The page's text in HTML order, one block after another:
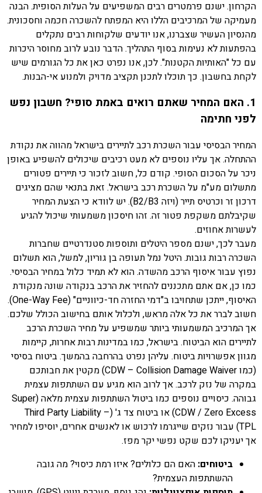
הקרחון. ישנם פרמטרים רבים המשפיעים על העלות הסופית. הבנה
מעמיקה של המרכיבים הללו היא המפתח להשכרה חכמה וחסכונית.
מהנסיון העשיר שצברנו, אנו יודעים שלקוחות רבים נתקלים
בהפתעות לא נעימות בסוף התהליך. הדבר נובע לרוב מחוסר היכרות
עם כל "האותיות הקטנות". לכן, אנו נפרט כאן את כל הגורמים שיש
לקחת בחשבון. כך תוכלו לתכנן תקציב מדויק ולמנוע אי-הבנות.
1. האם המחיר שאתם רואים באמת סופי? חשבון נפש
לפני חתימה
המחיר הבסיסי עבור השכרת רכב לתיירים בישראל מהווה את נקודת
ההתחלה. אך עליו נוספים לא מעט רכיבים שיכולים להשפיע באופן
ניכר על הסכום הסופי. קודם כל, חשוב לזכור כי תיירים פטורים
מתשלום מע"מ על השכרת רכב בישראל. זאת בתנאי שהם מציגים
דרכון זר וכרטיס תייר (ויזה B2/B3). יש לוודא כי הצעת המחיר
שקיבלתם משקפת פטור זה. זהו חיסכון משמעותי שיכול להגיע
לעשרות אחוזים.
מעבר לכך, ישנם מספר היטלים ותוספות סטנדרטיים שחברות
השכרה רבות גובות. היטל נמל תעופה בן גוריון, למשל, הוא תשלום
נפוץ עבור איסוף הרכב מהשדה. הוא לא תמיד כלול במחיר הבסיסי.
כמו כן, אם אתם מתכננים להחזיר את הרכב בנקודה שונה מנקודת
האיסוף, ייתכן שתחויבו ב"דמי החזרה חד-כיווניים" (One-Way Fee).
חשוב לברר את כל אלה מראש, ולכלול אותם בחישוב הכולל שלכם.
אך המרכיב המשמעותי ביותר שמשפיע על מחיר השכרת הרכב
לתיירים הוא הביטוח. בישראל, כמו במדינות רבות אחרות, קיימות
מגוון אפשרויות ביטוח. עליהן נפרט בהרחבה בהמשך. ביטוח בסיסי
(כמו CDW – Collision Damage Waiver) מקטין את חבותכם
במקרה של נזק לרכב. אך לרוב הוא מגיע עם השתתפות עצמית
גבוהה. כיסויים נוספים כמו ביטול השתתפות עצמית מלאה (Super
CDW / Zero Excess) או ביטוח צד ג' (Third Party Liability –
TPL) עבור נזקים שייגרמו לרכוש או לאנשים אחרים, יוסיפו למחיר
אך יעניקו לכם שקט נפשי יקר מפז.
ביטוחים: האם הם כלולים? איזו רמת כיסוי? מה גובה
ההשתתפות העצמית?